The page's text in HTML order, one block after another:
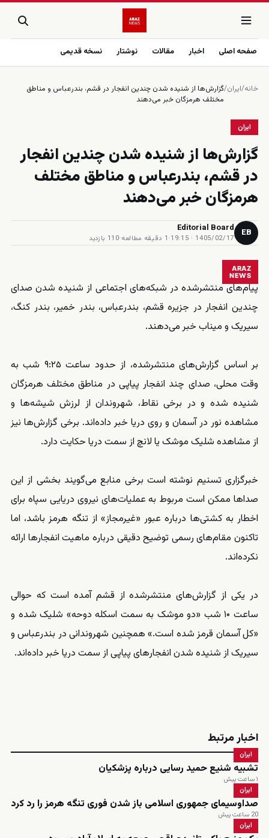
صفحه اصلی اخبار مقالات نوشتار نسخه قدیمی
خانه/ایران/گزارش‌ها از شنیده شدن چندین انفجار در قشم، بندرعباس و مناطق
مختلف هرمزگان خبر می‌دهند
ایران
گزارش‌ها از شنیده شدن چندین انفجار
در قشم، بندرعباس و مناطق مختلف
هرمزگان خبر می‌دهند
EB
Editorial Board
1405/02/17 · 19:15
·1 دقیقه مطالعه ·110 بازدید
ARAZ
NEWS
پیام‌های منتشرشده در شبکه‌های اجتماعی از شنیده شدن صدای
چندین انفجار در جزیره قشم، بندرعباس، بندر خمیر، بندر کنگ،
سیریک و میناب خبر می‌دهند.
بر اساس گزارش‌های منتشرشده، از حدود ساعت ۹:۲۵ شب به
وقت محلی، صدای چند انفجار پیاپی در مناطق مختلف هرمزگان
شنیده شده و در برخی نقاط، شهروندان از لرزش شیشه‌ها و
مشاهده نور در آسمان و روی دریا خبر داده‌اند. برخی گزارش‌ها نیز
از مشاهده شلیک موشک یا لانچ از سمت دریا حکایت دارد.
خبرگزاری تسنیم نوشته است برخی منابع می‌گویند بخشی از این
صداها ممکن است مربوط به عملیات‌های نیروی دریایی سپاه برای
اخطار به کشتی‌ها درباره عبور «غیرمجاز» از تنگه هرمز باشد، اما
تاکنون مقام‌های رسمی توضیح دقیقی درباره ماهیت انفجارها ارائه
نکرده‌اند.
در یکی از گزارش‌های منتشرشده از قشم آمده است که حوالی
ساعت ۱۰ شب «دو موشک به سمت اسکله دوحه» شلیک شده و
«کل آسمان قرمز شده است.» همچنین شهروندانی در بندرعباس و
سیریک از شنیده شدن انفجارهای پیاپی از سمت دریا خبر داده‌اند.
اخبار مرتبط
ایران
تشبیه شنیع حمید رسایی درباره پزشکیان
۱ ساعت پیش
ایران
صداوسیمای جمهوری اسلامی باز شدن فوری تنگه هرمز را رد کرد
20 ساعت پیش
ایران